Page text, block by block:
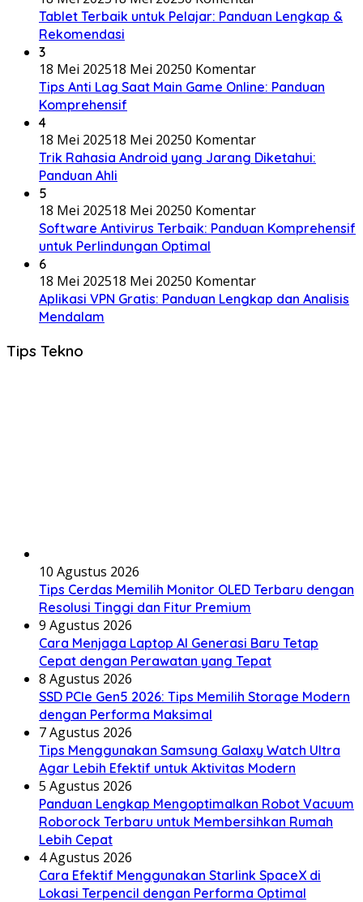
Tablet Terbaik untuk Pelajar: Panduan Lengkap &
Rekomendasi
3
18 Mei 202518 Mei 20250 Komentar
Tips Anti Lag Saat Main Game Online: Panduan
Komprehensif
4
18 Mei 202518 Mei 20250 Komentar
Trik Rahasia Android yang Jarang Diketahui:
Panduan Ahli
5
18 Mei 202518 Mei 20250 Komentar
Software Antivirus Terbaik: Panduan Komprehensif
untuk Perlindungan Optimal
6
18 Mei 202518 Mei 20250 Komentar
Aplikasi VPN Gratis: Panduan Lengkap dan Analisis
Mendalam
Tips Tekno
10 Agustus 2026
Tips Cerdas Memilih Monitor OLED Terbaru dengan
Resolusi Tinggi dan Fitur Premium
9 Agustus 2026
Cara Menjaga Laptop AI Generasi Baru Tetap
Cepat dengan Perawatan yang Tepat
8 Agustus 2026
SSD PCIe Gen5 2026: Tips Memilih Storage Modern
dengan Performa Maksimal
7 Agustus 2026
Tips Menggunakan Samsung Galaxy Watch Ultra
Agar Lebih Efektif untuk Aktivitas Modern
5 Agustus 2026
Panduan Lengkap Mengoptimalkan Robot Vacuum
Roborock Terbaru untuk Membersihkan Rumah
Lebih Cepat
4 Agustus 2026
Cara Efektif Menggunakan Starlink SpaceX di
Lokasi Terpencil dengan Performa Optimal